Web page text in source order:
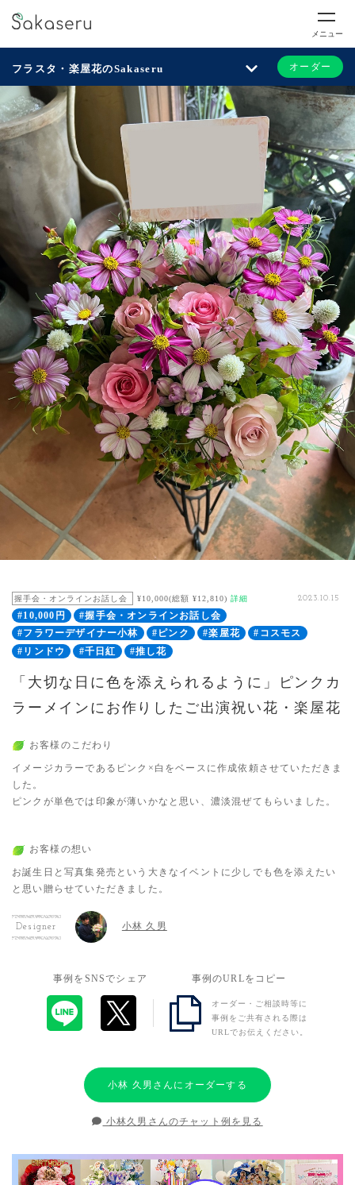
メニュー
フラスタ・楽屋花のSakaseru オーダー
握手会・オンラインお話し会 ¥10,000(総額 ¥12,810) 詳細 2023.10.15
#10,000円
#握手会・オンラインお話し会
#フラワーデザイナー小林
#ピンク #楽屋花
#コスモス
#リンドウ
#千日紅 #推し花
「大切な日に色を添えられるように」ピンクカ
ラーメインにお作りしたご出演祝い花・楽屋花
お客様のこだわり
イメージカラーであるピンク×白をベースに作成依頼させていただきま
した。
ピンクが単色では印象が薄いかなと思い、濃淡混ぜてもらいました。
お客様の想い
お誕生日と写真集発売という大きなイベントに少しでも色を添えたい
と思い贈らせていただきました。
Designer 小林 久男
事例をSNSでシェア 事例のURLをコピー
オーダー・ご相談時等に
事例をご共有される際は
URLでお伝えください。
小林 久男さんにオーダーする
小林久男さんのチャット例を見る